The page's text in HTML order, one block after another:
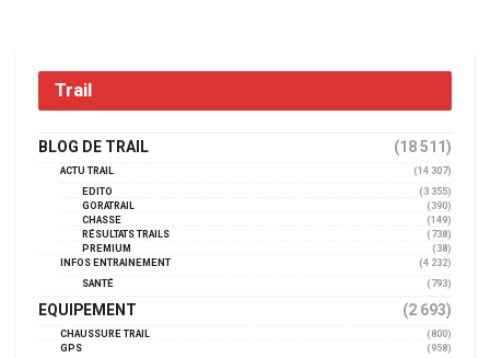
Trail
BLOG DE TRAIL (18 511)
ACTU TRAIL
(14 307)
EDITO
(3 355)
GORATRAIL
(390)
CHASSE
(149)
RÉSULTATS TRAILS
(738)
PREMIUM
(38)
INFOS ENTRAINEMENT
(4 232)
SANTÉ
(793)
EQUIPEMENT (2 693)
CHAUSSURE TRAIL
(800)
GPS
(958)